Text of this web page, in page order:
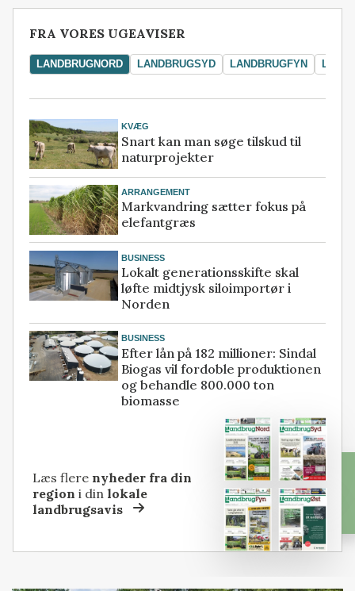
FRA VORES UGEAVISER
LANDBRUGNORD LANDBRUGSYD LANDBRUGFYN
KVÆG
Snart kan man søge tilskud til
naturprojekter
ARRANGEMENT
Markvandring sætter fokus på
elefantgræs
BUSINESS
Lokalt generationsskifte skal
løfte midtjysk siloimportør i
Norden
BUSINESS
Efter lån på 182 millioner: Sindal
Biogas vil fordoble produktionen
og behandle 800.000 ton
biomasse
Læs flere nyheder fra din
region i dinlokale
landbrugsavis